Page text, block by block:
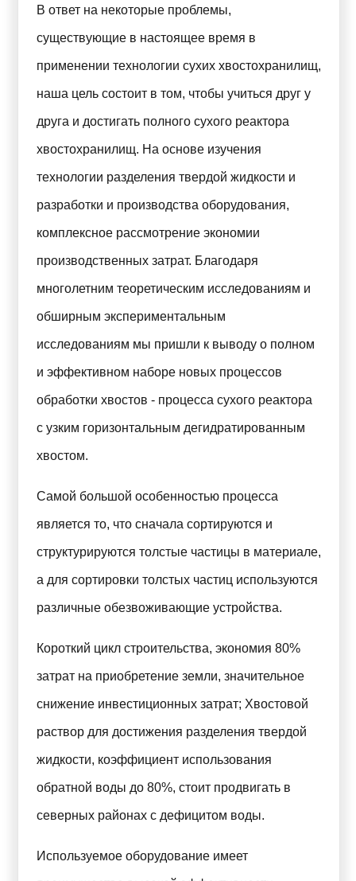
В ответ на некоторые проблемы,
существующие в настоящее время в
применении технологии сухих хвостохранилищ,
наша цель состоит в том, чтобы учиться друг у
друга и достигать полного сухого реактора
хвостохранилищ. На основе изучения
технологии разделения твердой жидкости и
разработки и производства оборудования,
комплексное рассмотрение экономии
производственных затрат. Благодаря
многолетним теоретическим исследованиям и
обширным экспериментальным
исследованиям мы пришли к выводу о полном
и эффективном наборе новых процессов
обработки хвостов - процесса сухого реактора
с узким горизонтальным дегидратированным
хвостом.
Самой большой особенностью процесса
является то, что сначала сортируются и
структурируются толстые частицы в материале,
а для сортировки толстых частиц используются
различные обезвоживающие устройства.
Короткий цикл строительства, экономия 80%
затрат на приобретение земли, значительное
снижение инвестиционных затрат; Хвостовой
раствор для достижения разделения твердой
жидкости, коэффициент использования
обратной воды до 80%, стоит продвигать в
северных районах с дефицитом воды.
Используемое оборудование имеет